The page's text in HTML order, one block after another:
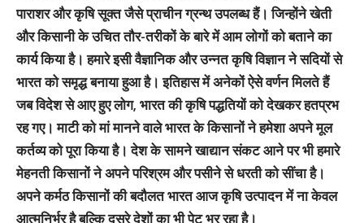
पाराशर और कृषि सूक्त जैसे प्राचीन ग्रन्थ उपलब्ध हैं। जिन्होंने खेती
और किसानी के उचित तौर-तरीकों के बारे में आम लोगों को बताने का
कार्य किया है। हमारे इसी वैज्ञानिक और उन्नत कृषि विज्ञान ने सदियों से
भारत को समृद्ध बनाया हुआ है। इतिहास में अनेकों ऐसे वर्णन मिलते हैं
जब विदेश से आए हुए लोग, भारत की कृषि पद्धतियों को देखकर हतप्रभ
रह गए। माटी को मां मानने वाले भारत के किसानों ने हमेशा अपने मूल
कर्तव्य को पूरा किया है। देश के सामने खाद्यान संकट आने पर भी हमारे
मेहनती किसानों ने अपने परिश्रम और पसीने से धरती को सींचा है।
अपने कर्मठ किसानों की बदौलत भारत आज कृषि उत्पादन में ना केवल
आत्मनिर्भर है बल्कि दूसरे देशों का भी पेट भर रहा है।